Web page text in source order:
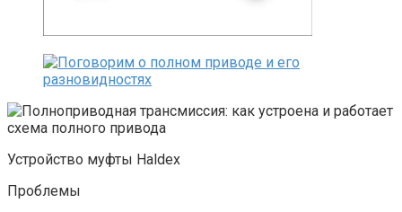
Устройство муфты Haldex
Проблемы